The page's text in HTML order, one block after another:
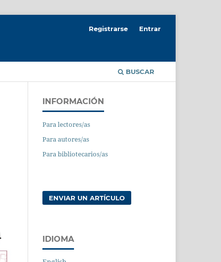
BUSCAR
Registrarse Entrar
INFORMACIÓN
Para lectores/as
Para autores/as
Para bibliotecarios/as
ENVIAR UN ARTÍCULO
IDIOMA